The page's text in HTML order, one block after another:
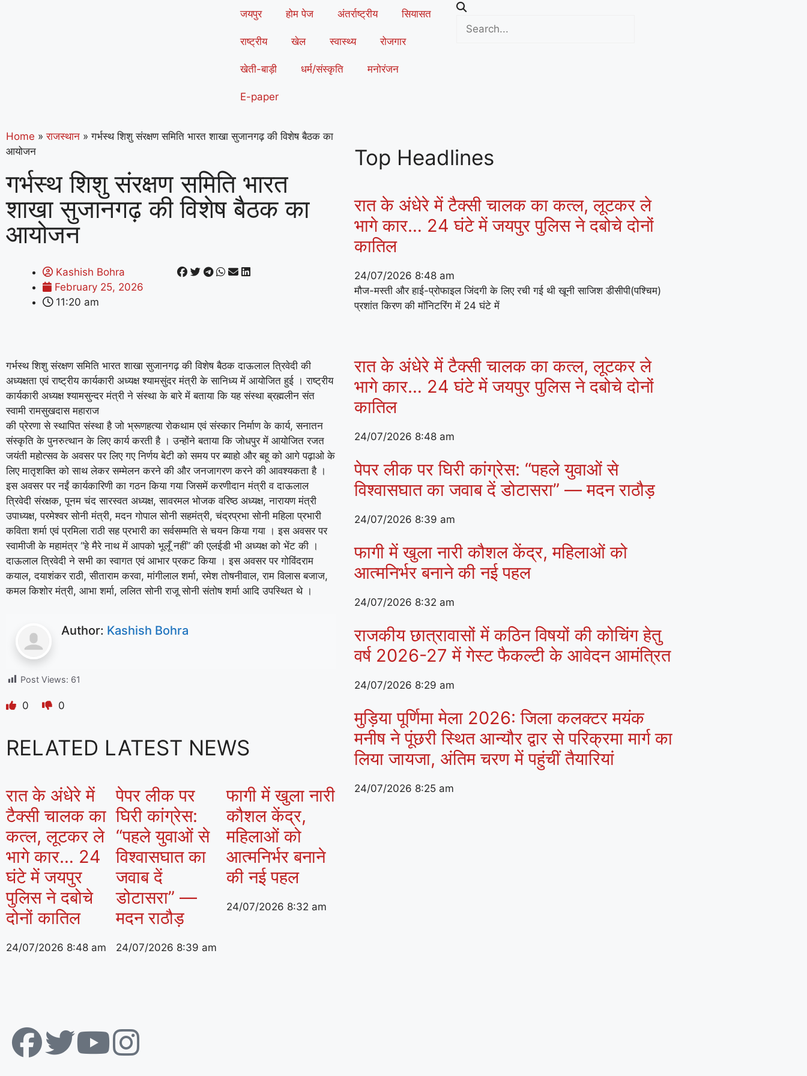
जयपुर होम पेज अंतर्राष्ट्रीय सियासत
राष्ट्रीय खेल स्वास्थ्य रोजगार
खेती-बाड़ी धर्म/संस्कृति मनोरंजन
E-paper
Home » राजस्थान » गर्भस्थ शिशु संरक्षण समिति भारत शाखा सुजानगढ़ की विशेष बैठक का
आयोजन
गर्भस्थ शिशु संरक्षण समिति भारत
शाखा सुजानगढ़ की विशेष बैठक का
आयोजन
Kashish Bohra
February 25, 2026
11:20 am
गर्भस्थ शिशु संरक्षण समिति भारत शाखा सुजानगढ़ की विशेष बैठक दाऊलाल त्रिवेदी की
अध्यक्षता एवं राष्ट्रीय कार्यकारी अध्यक्ष श्यामसुंदर मंत्री के सानिध्य में आयोजित हुई । राष्ट्रीय
कार्यकारी अध्यक्ष श्यामसुन्दर मंत्री ने संस्था के बारे में बताया कि यह संस्था ब्रह्मलीन संत
स्वामी रामसुखदास महाराज
की प्रेरणा से स्थापित संस्था है जो भ्रूणहत्या रोकथाम एवं संस्कार निर्माण के कार्य, सनातन
संस्कृति के पुनरुत्थान के लिए कार्य करती है । उन्होंने बताया कि जोधपुर में आयोजित रजत
जयंती महोत्सव के अवसर पर लिए गए निर्णय बेटी को समय पर ब्याहो और बहू को आगे पढ़ाओ के
लिए मातृशक्ति को साथ लेकर सम्मेलन करने की और जनजागरण करने की आवश्यकता है ।
इस अवसर पर नईं कार्यकारिणी का गठन किया गया जिसमें करणीदान मंत्री व दाऊलाल
त्रिवेदी संरक्षक, पूनम चंद सारस्वत अध्यक्ष, सावरमल भोजक वरिष्ठ अध्यक्ष, नारायण मंत्री
उपाध्यक्ष, परमेश्वर सोनी मंत्री, मदन गोपाल सोनी सहमंत्री, चंद्रप्रभा सोनी महिला प्रभारी
कविता शर्मा एवं प्रमिला राठी सह प्रभारी का सर्वसम्मति से चयन किया गया । इस अवसर पर
स्वामीजी के महामंत्र “हे मैरे नाथ में आपको भूलूँ नहीं” की एलईडी भी अध्यक्ष को भेंट की ।
दाऊलाल त्रिवेदी ने सभी का स्वागत एवं आभार प्रकट किया । इस अवसर पर गोविंदराम
कयाल, दयाशंकर राठी, सीताराम करवा, मांगीलाल शर्मा, रमेश तोषनीवाल, राम विलास बजाज,
कमल किशोर मंत्री, आभा शर्मा, ललित सोनी राजू सोनी संतोष शर्मा आदि उपस्थित थे ।
Author: Kashish Bohra
Post Views: 61
0 0
RELATED LATEST NEWS
रात के अंधेरे में
टैक्सी चालक का
कत्ल, लूटकर ले
भागे कार… 24
घंटे में जयपुर
पुलिस ने दबोचे
दोनों कातिल
24/07/2026 8:48 am
पेपर लीक पर
घिरी कांग्रेस:
“पहले युवाओं से
विश्वासघात का
जवाब दें
डोटासरा” —
मदन राठौड़
24/07/2026 8:39 am
फागी में खुला नारी
कौशल केंद्र,
महिलाओं को
आत्मनिर्भर बनाने
की नई पहल
24/07/2026 8:32 am
Top Headlines
रात के अंधेरे में टैक्सी चालक का कत्ल, लूटकर ले
भागे कार… 24 घंटे में जयपुर पुलिस ने दबोचे दोनों
कातिल
24/07/2026 8:48 am
मौज-मस्ती और हाई-प्रोफाइल जिंदगी के लिए रची गई थी खूनी साजिश डीसीपी(पश्चिम)
प्रशांत किरण की मॉनिटरिंग में 24 घंटे में
रात के अंधेरे में टैक्सी चालक का कत्ल, लूटकर ले
भागे कार… 24 घंटे में जयपुर पुलिस ने दबोचे दोनों
कातिल
24/07/2026 8:48 am
पेपर लीक पर घिरी कांग्रेस: “पहले युवाओं से
विश्वासघात का जवाब दें डोटासरा” — मदन राठौड़
24/07/2026 8:39 am
फागी में खुला नारी कौशल केंद्र, महिलाओं को
आत्मनिर्भर बनाने की नई पहल
24/07/2026 8:32 am
राजकीय छात्रावासों में कठिन विषयों की कोचिंग हेतु
वर्ष 2026-27 में गेस्ट फैकल्टी के आवेदन आमंत्रित
24/07/2026 8:29 am
मुड़िया पूर्णिमा मेला 2026: जिला कलक्टर मयंक
मनीष ने पूंछरी स्थित आन्यौर द्वार से परिक्रमा मार्ग का
लिया जायजा, अंतिम चरण में पहुंचीं तैयारियां
24/07/2026 8:25 am